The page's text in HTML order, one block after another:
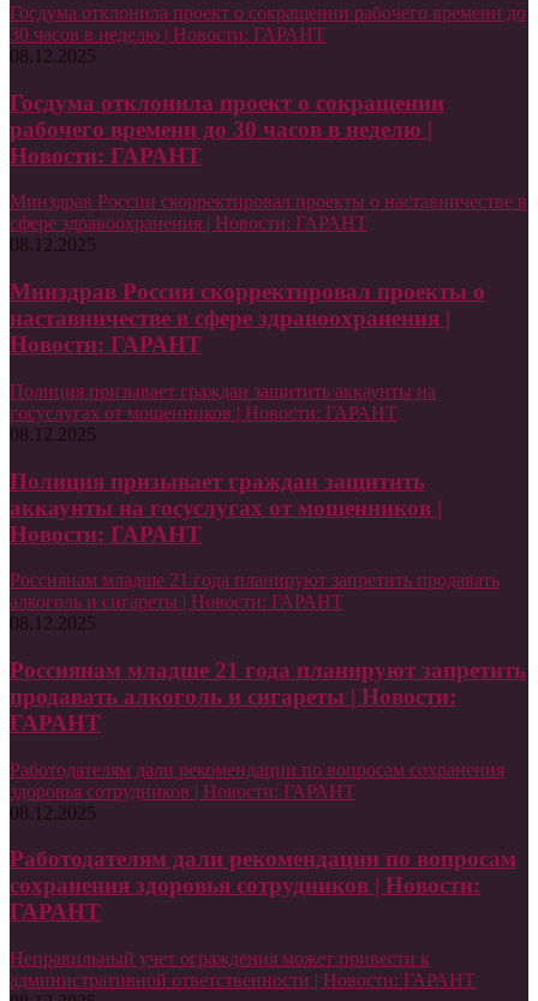
Госдума отклонила проект о сокращении рабочего времени до
30 часов в неделю | Новости: ГАРАНТ
08.12.2025
Госдума отклонила проект о сокращении
рабочего времени до 30 часов в неделю |
Новости: ГАРАНТ
Минздрав России скорректировал проекты о наставничестве в
сфере здравоохранения | Новости: ГАРАНТ
08.12.2025
Минздрав России скорректировал проекты о
наставничестве в сфере здравоохранения |
Новости: ГАРАНТ
Полиция призывает граждан защитить аккаунты на
госуслугах от мошенников | Новости: ГАРАНТ
08.12.2025
Полиция призывает граждан защитить
аккаунты на госуслугах от мошенников |
Новости: ГАРАНТ
Россиянам младше 21 года планируют запретить продавать
алкоголь и сигареты | Новости: ГАРАНТ
08.12.2025
Россиянам младше 21 года планируют запретить
продавать алкоголь и сигареты | Новости:
ГАРАНТ
Работодателям дали рекомендации по вопросам сохранения
здоровья сотрудников | Новости: ГАРАНТ
08.12.2025
Работодателям дали рекомендации по вопросам
сохранения здоровья сотрудников | Новости:
ГАРАНТ
Неправильный учет ограждения может привести к
административной ответственности | Новости: ГАРАНТ